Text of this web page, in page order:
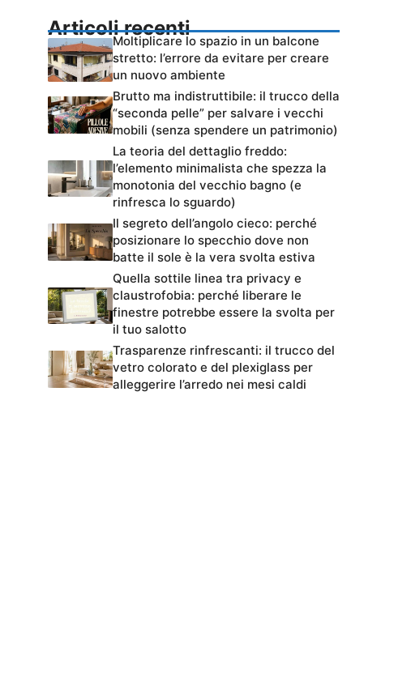
Articoli recenti
Moltiplicare lo spazio in un balcone
stretto: l’errore da evitare per creare
un nuovo ambiente
Brutto ma indistruttibile: il trucco della
“seconda pelle” per salvare i vecchi
mobili (senza spendere un patrimonio)
La teoria del dettaglio freddo:
l’elemento minimalista che spezza la
monotonia del vecchio bagno (e
rinfresca lo sguardo)
Il segreto dell’angolo cieco: perché
posizionare lo specchio dove non
batte il sole è la vera svolta estiva
Quella sottile linea tra privacy e
claustrofobia: perché liberare le
finestre potrebbe essere la svolta per
il tuo salotto
Trasparenze rinfrescanti: il trucco del
vetro colorato e del plexiglass per
alleggerire l’arredo nei mesi caldi